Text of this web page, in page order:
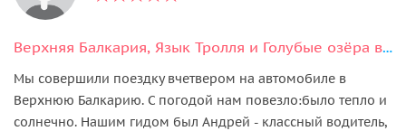
Верхняя Балкария, Язык Тролля и Голубые озёра в мини-группе
Мы совершили поездку вчетвером на автомобиле в
Верхнюю Балкарию. С погодой нам повезло:было тепло и
солнечно. Нашим гидом был Андрей - классный водитель,